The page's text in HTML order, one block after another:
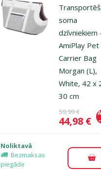
soma
dzīvniekiem
AmiPlay Pet
Carrier Bag
Morgan (L),
White, 42 x
30 cm
Oriģinālā
59,99 €
Cena
44,98 €
Noliktavā
Bezmaksas
piegāde